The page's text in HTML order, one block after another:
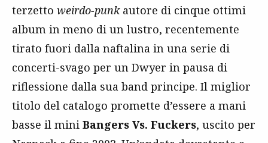
terzetto weirdo-punkautore di cinque ottimi
album in meno di un lustro, recentemente
tirato fuori dalla naftalina in una serie di
concerti-svago per un Dwyer in pausa di
riflessione dalla sua band principe. Il miglior
titolo del catalogo promette d’essere a mani
basse il mini Bangers Vs. Fuckers, uscito per